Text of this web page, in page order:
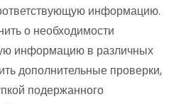
информацию.
о необходимости
информацию в различных
дополнительные проверки,
подержанного